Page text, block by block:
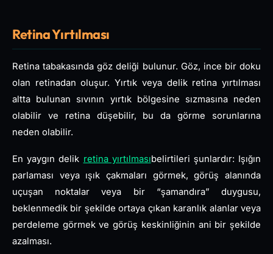
Retina Yırtılması
Retina tabakasında göz deliği bulunur. Göz, ince bir doku
olan retinadan oluşur. Yırtık veya delik retina yırtılması
altta bulunan sıvının yırtık bölgesine sızmasına neden
olabilir ve retina düşebilir, bu da görme sorunlarına
neden olabilir.
En yaygın delik retina yırtılmasıbelirtileri şunlardır: Işığın
parlaması veya ışık çakmaları görmek, görüş alanında
uçuşan noktalar veya bir “şamandıra” duygusu,
beklenmedik bir şekilde ortaya çıkan karanlık alanlar veya
perdeleme görmek ve görüş keskinliğinin ani bir şekilde
azalması.